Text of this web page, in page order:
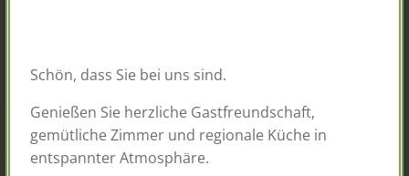
Schön, dass Sie bei uns sind.
Genießen Sie herzliche Gastfreundschaft,
gemütliche Zimmer und regionale Küche in
entspannter Atmosphäre.